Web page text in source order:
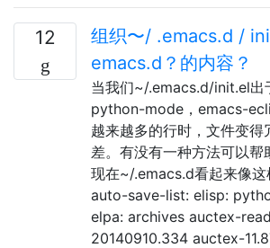
12
组织〜/ .emacs.d /
emacs.d？的内容？
当我们~/.emacs.d/init.el出
python-mode，emacs-
越来越多的行时，文件变得
差。有没有一种方法可以
现在~/.emacs.d看起来像
auto-save-list: elisp:
elpa: archives auctex-
20140910.334 auctex-